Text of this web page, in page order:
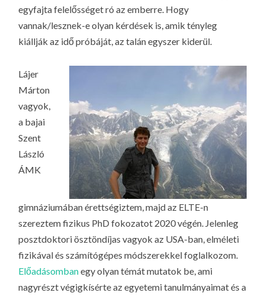
egyfajta felelősséget ró az emberre. Hogy
vannak/lesznek-e olyan kérdések is, amik tényleg
kiállják az idő próbáját, az talán egyszer kiderül.
Lájer
Márton
vagyok,
a bajai
Szent
László
ÁMK
gimnáziumában érettségiztem, majd az ELTE-n
szereztem fizikus PhD fokozatot 2020 végén. Jelenleg
posztdoktori ösztöndíjas vagyok az USA-ban, elméleti
fizikával és számítógépes módszerekkel foglalkozom.
Előadásombanegy olyan témát mutatok be, ami
nagyrészt végigkísérte az egyetemi tanulmányaimat és a